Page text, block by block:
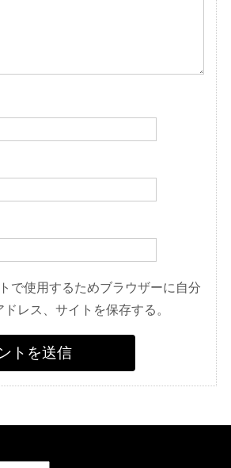
で使用するためブラウザーに自分
レス、サイトを保存する。